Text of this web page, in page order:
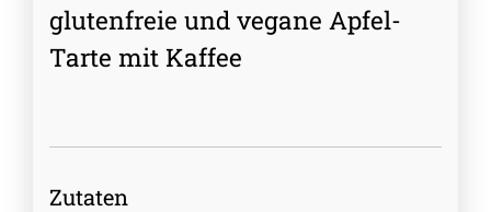
glutenfreie und vegane Apfel-
Tarte mit Kaffee
Zutaten